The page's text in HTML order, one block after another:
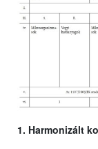
1. Harmonizált